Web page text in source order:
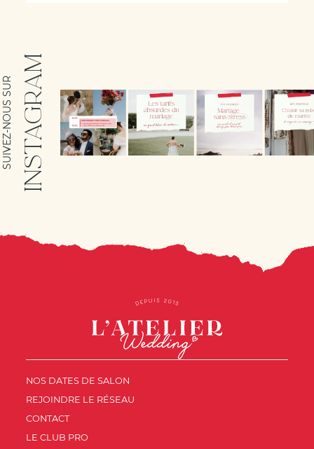
INSTAGRAM
SUIVEZ-NOUS SUR
NOS DATES DE SALON
REJOINDRE LE RÉSEAU
CONTACT
LE CLUB PRO